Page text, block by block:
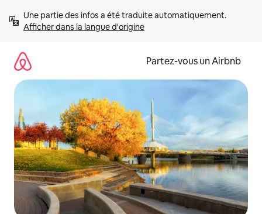
directement
Afficher dans la langue d'origine
Partez-vous un Airbnb